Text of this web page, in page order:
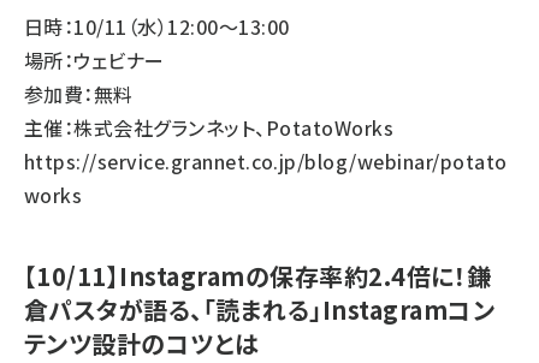
日時：10/11（水）12:00～13:00
場所：ウェビナー
参加費：無料
主催：株式会社グランネット、PotatoWorks
https://service.grannet.co.jp/blog/webinar/potato
works
【10/11】Instagramの保存率約2.4倍に！鎌
倉パスタが語る、「読まれる」Instagramコン
テンツ設計のコツとは